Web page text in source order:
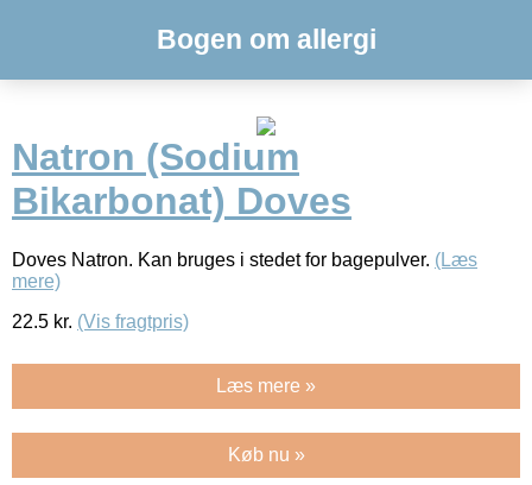
Bogen om allergi
Natron (Sodium
Bikarbonat) Doves
Doves Natron. Kan bruges i stedet for bagepulver. (Læs
mere)
22.5 kr. (Vis fragtpris)
Læs mere »
Køb nu »